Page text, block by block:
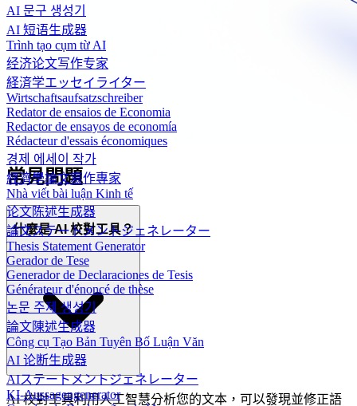
AI 문구 생성기
AI 短语生成器
Trình tạo cụm từ AI
经济论文写作专家
経済学エッセイライター
Wirtschaftsaufsatzschreiber
Redator de ensaios de Economia
Redactor de ensayos de economía
Rédacteur d'essais économiques
경제 에세이 작가
經濟學論文寫作專家
Nhà viết bài luận Kinh tế
论文陈述生成器
論文ステートメントジェネレーター
Thesis Statement Generator
Gerador de Tese
Generador de Declaraciones de Tesis
Générateur d'énoncé de thèse
논문 주제 생성기
論文陳述生成器
Công cụ Tạo Bản Tuyên Bố Luận Văn
AI 论断生成器
AIステートメントジェネレーター
KI-Aussagengenerator
常見問題
什麼是 AI 校對工具？
AI 校對工具利用人工智慧分析您的文本，可以發現並修正語